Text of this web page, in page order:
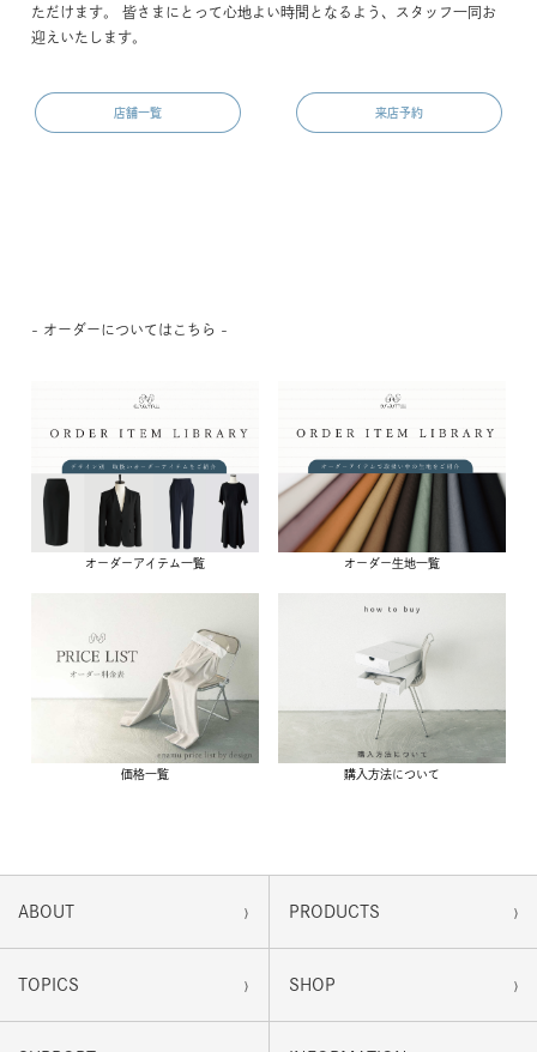
ただけます。 皆さまにとって心地よい時間となるよう、スタッフ一同お
迎えいたします。
店舗一覧 来店予約
- オーダーについてはこちら -
オーダーアイテム一覧 オーダー生地一覧
価格一覧 購入方法について
ABOUT › PRODUCTS ›
TOPICS › SHOP ›